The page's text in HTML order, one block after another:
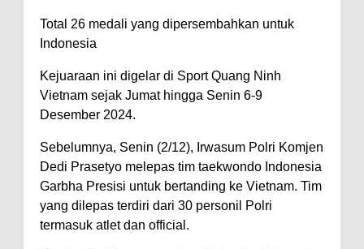
Total 26 medali yang dipersembahkan untuk
Indonesia
Kejuaraan ini digelar di Sport Quang Ninh
Vietnam sejak Jumat hingga Senin 6-9
Desember 2024.
Sebelumnya, Senin (2/12), Irwasum Polri Komjen
Dedi Prasetyo melepas tim taekwondo Indonesia
Garbha Presisi untuk bertanding ke Vietnam. Tim
yang dilepas terdiri dari 30 personil Polri
termasuk atlet dan official.